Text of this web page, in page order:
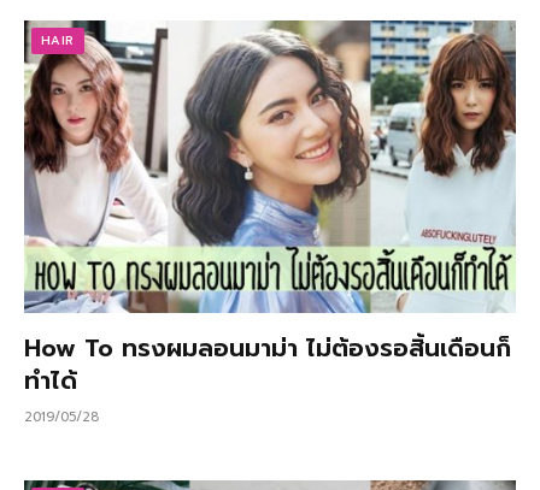
HAIR
How To ทรงผมลอนมาม่า ไม่ต้องรอสิ้นเดือนก็
ทำได้
2019/05/28